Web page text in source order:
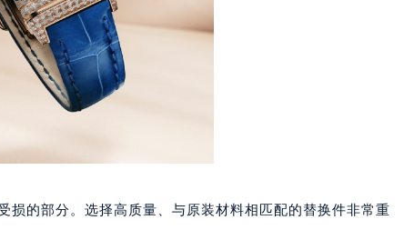
中心14楼14D（需提前预约）
10层06室（需提前预约）
B座13层07室（需提前预约）
心E座6楼10室（需提前预约）
层1707室（需提前预约）
20楼2002室（需提前预约）
写字楼21层2102室（需提前预约）
的部分。选择高质量、与原装材料相匹配的替换件非常重